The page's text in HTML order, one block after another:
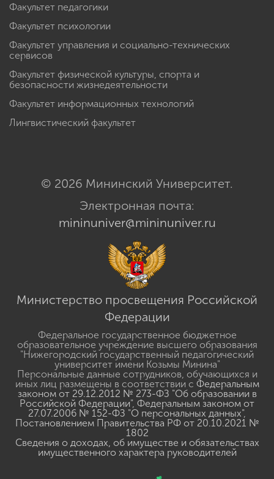
Факультет педагогики
Факультет психологии
Факультет управления и социально-технических
сервисов
Факультет физической культуры, спорта и
безопасности жизнедеятельности
Факультет информационных технологий
Лингвистический факультет
© 2026 Мининский Университет.
Электронная почта:
mininuniver@mininuniver.ru
Министерство просвещения Российской
Федерации
Федеральное государственное бюджетное
образовательное учреждение высшего образования
"Нижегородский государственный педагогический
университет имени Козьмы Минина"
Персональные данные сотрудников, обучающихся и
иных лиц размещены в соответствии с Федеральным
законом от 29.12.2012 № 273-ФЗ "Об образовании в
Российской Федерации", Федеральным законом от
27.07.2006 № 152-ФЗ "О персональных данных",
Постановлением Правительства РФ от 20.10.2021 №
1802
Сведения о доходах, об имуществе и обязательствах
имущественного характера руководителей